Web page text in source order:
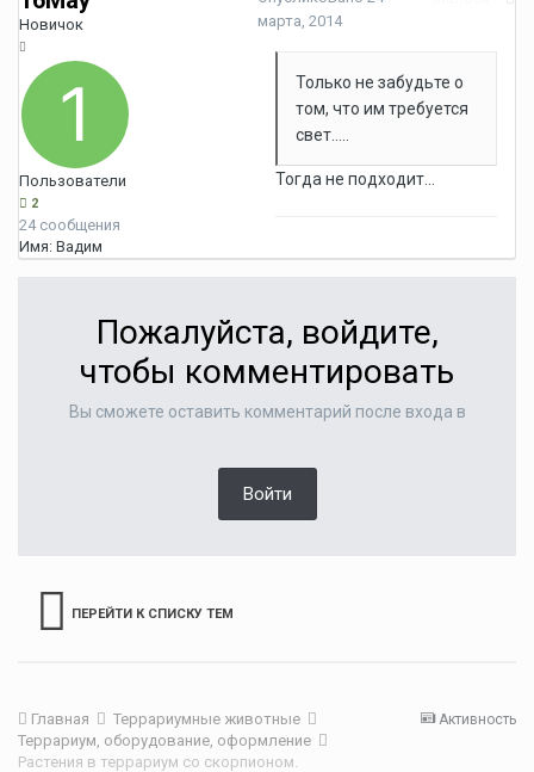
Новичок
Пользователи
2
24 сообщения
Имя: Вадим
марта, 2014
Только не забудьте о
том, что им требуется
свет.....
Тогда не подходит...
Пожалуйста, войдите,
чтобы комментировать
Вы сможете оставить комментарий после входа в
Войти
ПЕРЕЙТИ К СПИСКУ ТЕМ
Активность
Главная
Террариумные животные
Террариум, оборудование, оформление
Растения в террариум со скорпионом.